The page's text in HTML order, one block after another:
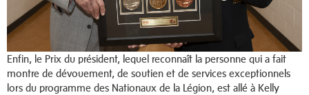
Enfin, le Prix du président, lequel reconnaît la personne qui a fait
montre de dévouement, de soutien et de services exceptionnels
lors du programme des Nationaux de la Légion, est allé à Kelly